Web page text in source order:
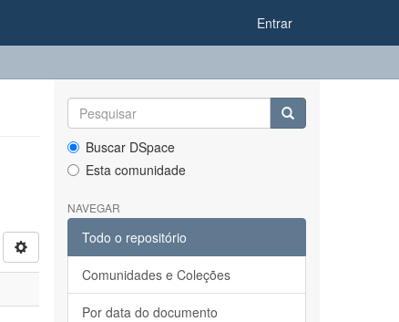
Entrar
Buscar DSpace
Esta comunidade
NAVEGAR
Todo o repositório
Comunidades e Coleções
Por data do documento